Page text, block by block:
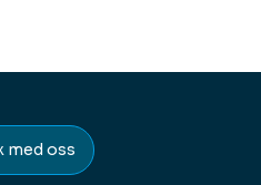
med oss